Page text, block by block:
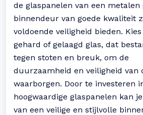
de glaspanelen van een metalen
binnendeur van goede kwaliteit
voldoende veiligheid bieden.
gehard of gelaagd glas, dat
tegen stoten en breuk, om de
duurzaamheid en veiligheid van
waarborgen. Door te investeren
hoogwaardige glaspanelen kan
van een veilige en stijlvolle